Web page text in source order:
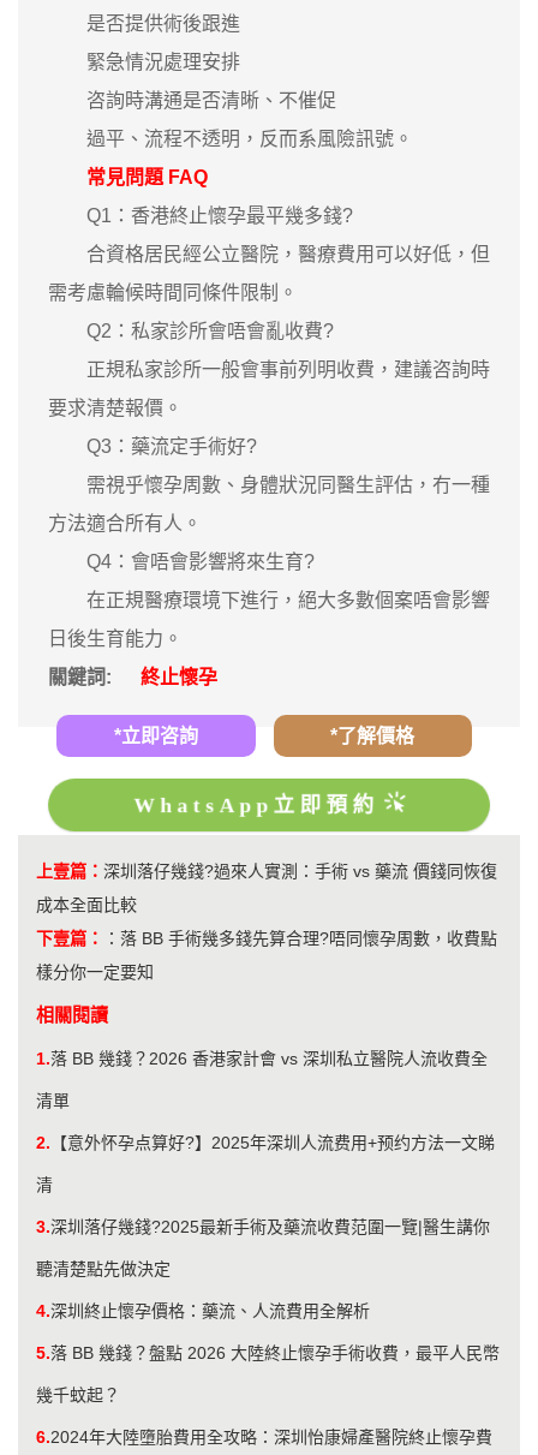
是否提供術後跟進
緊急情況處理安排
咨詢時溝通是否清晰、不催促
過平、流程不透明，反而系風險訊號。
常見問題 FAQ
Q1：香港終止懷孕最平幾多錢?
合資格居民經公立醫院，醫療費用可以好低，但
需考慮輪候時間同條件限制。
Q2：私家診所會唔會亂收費?
正規私家診所一般會事前列明收費，建議咨詢時
要求清楚報價。
Q3：藥流定手術好?
需視乎懷孕周數、身體狀況同醫生評估，冇一種
方法適合所有人。
Q4：會唔會影響將來生育?
在正規醫療環境下進行，絕大多數個案唔會影響
日後生育能力。
關鍵詞:
終止懷孕
*立即咨詢 *了解價格
WhatsApp立即預約
上壹篇： 深圳落仔幾錢?過來人實測：手術 vs 藥流 價錢同恢復
成本全面比較
下壹篇：
： 落 BB 手術幾多錢先算合理?唔同懷孕周數，收費點
樣分你一定要知
相關閱讀
1.落 BB 幾錢？2026 香港家計會 vs 深圳私立醫院人流收費全
清單
2. 【意外怀孕点算好?】2025年深圳人流费用+预约方法一文睇
清
3.深圳落仔幾錢?2025最新手術及藥流收費范圍一覽|醫生講你
聽清楚點先做決定
4.深圳終止懷孕價格：藥流、人流費用全解析
5.落 BB 幾錢？盤點 2026 大陸終止懷孕手術收費，最平人民幣
幾千蚊起？
6.2024年大陸墮胎費用全攻略：深圳怡康婦產醫院終止懷孕費